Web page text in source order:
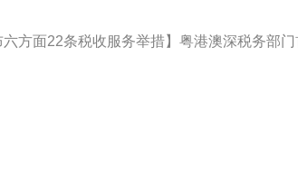
六方面22条税收服务举措】粤港澳深税务部